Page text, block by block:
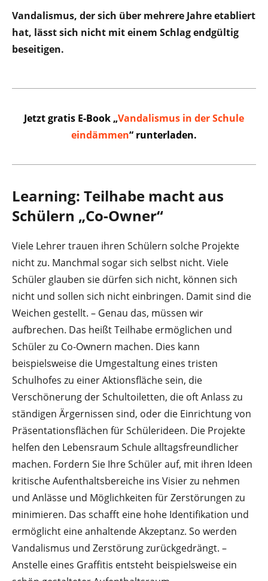
Vandalismus, der sich über mehrere Jahre etabliert
hat, lässt sich nicht mit einem Schlag endgültig
beseitigen.
Jetzt gratis E-Book „Vandalismus in der Schule
eindämmen“ runterladen.
Learning: Teilhabe macht aus
Schülern „Co-Owner“
Viele Lehrer trauen ihren Schülern solche Projekte
nicht zu. Manchmal sogar sich selbst nicht. Viele
Schüler glauben sie dürfen sich nicht, können sich
nicht und sollen sich nicht einbringen. Damit sind die
Weichen gestellt. – Genau das, müssen wir
aufbrechen. Das heißt Teilhabe ermöglichen und
Schüler zu Co-Ownern machen. Dies kann
beispielsweise die Umgestaltung eines tristen
Schulhofes zu einer Aktionsfläche sein, die
Verschönerung der Schultoiletten, die oft Anlass zu
ständigen Ärgernissen sind, oder die Einrichtung von
Präsentationsflächen für Schülerideen. Die Projekte
helfen den Lebensraum Schule alltagsfreundlicher
machen. Fordern Sie Ihre Schüler auf, mit ihren Ideen
kritische Aufenthaltsbereiche ins Visier zu nehmen
und Anlässe und Möglichkeiten für Zerstörungen zu
minimieren. Das schafft eine hohe Identifikation und
ermöglicht eine anhaltende Akzeptanz. So werden
Vandalismus und Zerstörung zurückgedrängt. –
Anstelle eines Graffitis entsteht beispielsweise ein